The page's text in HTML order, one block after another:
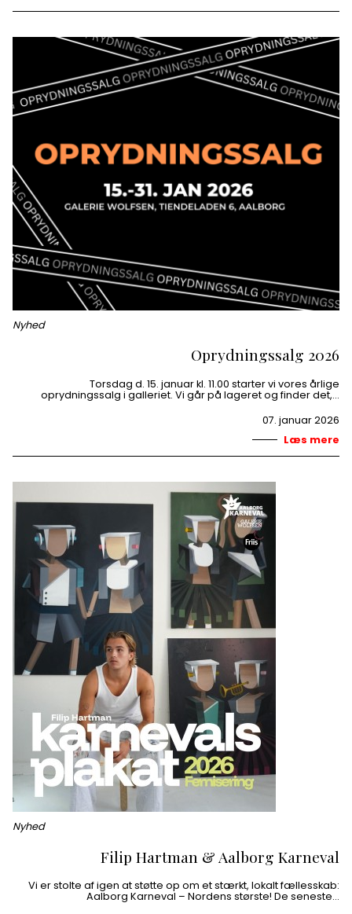
Nyhed
Oprydningssalg 2026
Torsdag d. 15. januar kl. 11.00 starter vi vores årlige
oprydningssalg i galleriet. Vi går på lageret og finder det,…
07. januar 2026
Læs mere
Nyhed
Filip Hartman & Aalborg Karneval
Vi er stolte af igen at støtte op om et stærkt, lokalt fællesskab:
Aalborg Karneval – Nordens største! De seneste…